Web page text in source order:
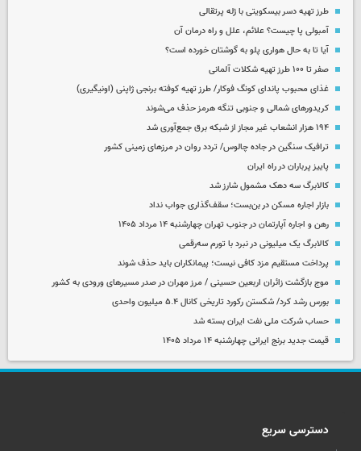
طرز تهیه دسر بیسکویتی با ژله پرتقالی
آمبولی پا چیست؟ علائم، علل و راه درمان آن
آیا تا به حال هواری پلو به گوشتان خورده است؟
صفر تا ۱۰۰ طرز تهیه شکلات آلمانی
غذای محبوب پاندای کونگ فوکار/ طرز تهیه کوفته برنجی ژاپنی (اونیگیری)
کریدورهای شمالی و جنوبی تنگه هرمز حذف می‌شوند
۱۹۴ هزار انشعاب غیر مجاز از شبکه برق جمع‌آوری شد
ترافیک سنگین در جاده چالوس/ تردد روان در مرزهای زمینی کشور
پاییز پرباران در راه ایران
کالابرگ سه دهک مشمول شارز شد
بازار اجاره مسکن در بن‌بست؛ سقف‌گذاری جواب نداد
رهن و اجاره آپارتمان در جنوب تهران چهارشنبه ۱۴ مرداد ۱۴۰۵
کالابرگ یک میلیونی در نبرد با تورم سه‌رقمی
پرداخت مستقیم مزد کافی نیست؛ پیمانکاران باید حذف شوند
موج بازگشت زائران اربعین حسینی / مرز مهران در صدر مسیرهای ورودی به کشور
بورس رشد کرد/ شکستن رکورد تاریخی کانال ۵.۴ میلیون واحدی
حساب‌ شرکت ملی نفت ایران بسته شد
قیمت جدید برنج ایرانی چهارشنبه ۱۴ مرداد ۱۴۰۵
دسترسی سریع